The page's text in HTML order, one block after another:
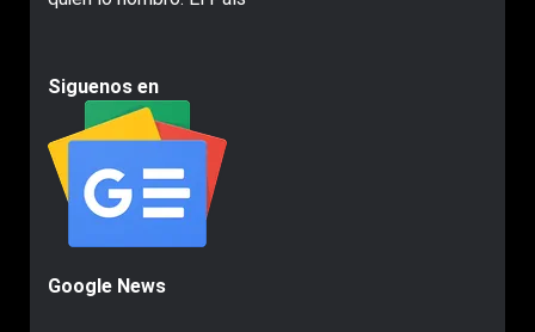
Siguenos en
Google News